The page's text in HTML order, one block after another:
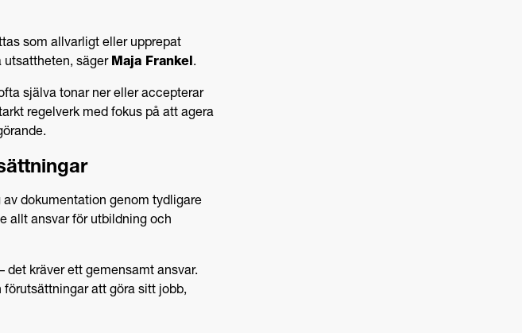
som allvarligt eller upprepat
utsattheten, säger Maja Frankel.
själva tonar ner eller accepterar
regelverk med fokus på att agera
dokumentation genom tydligare
allt ansvar för utbildning och
det kräver ett gemensamt ansvar.
att göra sitt jobb,